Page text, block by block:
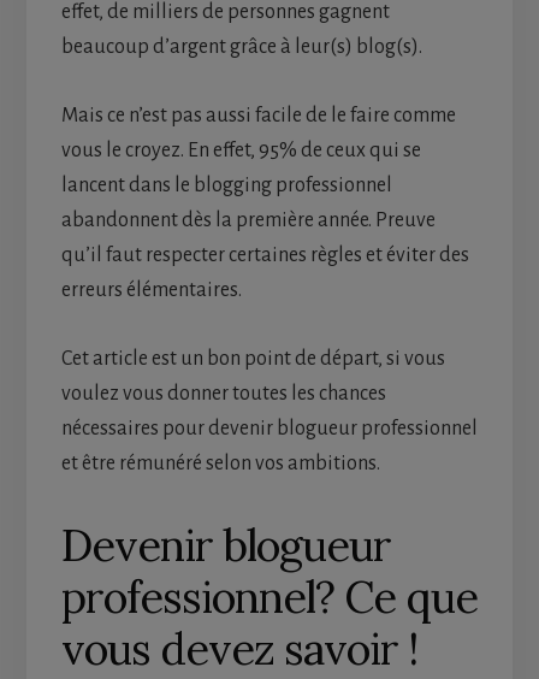
effet, de milliers de personnes gagnent
beaucoup d’argent grâce à leur(s) blog(s).
Mais ce n’est pas aussi facile de le faire comme
vous le croyez. En effet, 95% de ceux qui se
lancent dans le blogging professionnel
abandonnent dès la première année. Preuve
qu’il faut respecter certaines règles et éviter des
erreurs élémentaires.
Cet article est un bon point de départ, si vous
voulez vous donner toutes les chances
nécessaires pour devenir blogueur professionnel
et être rémunéré selon vos ambitions.
Devenir blogueur
professionnel? Ce que
vous devez savoir !